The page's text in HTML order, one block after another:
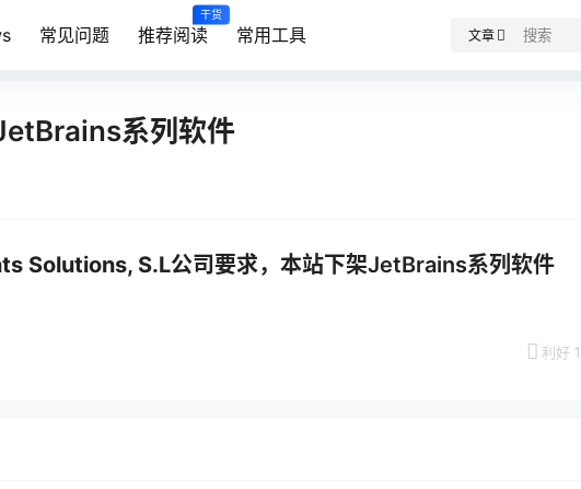
常见问题 推荐阅读
干货
常用工具 文章
系列软件
Solutions, S.L公司要求，本站下架JetBrains系列软件
利好 1